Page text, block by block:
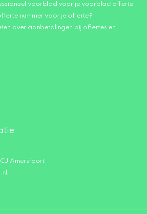
voorblad voor je voorblad offerte
nummer voor je offerte?
over aanbetalingen bij offertes en
Amersfoort